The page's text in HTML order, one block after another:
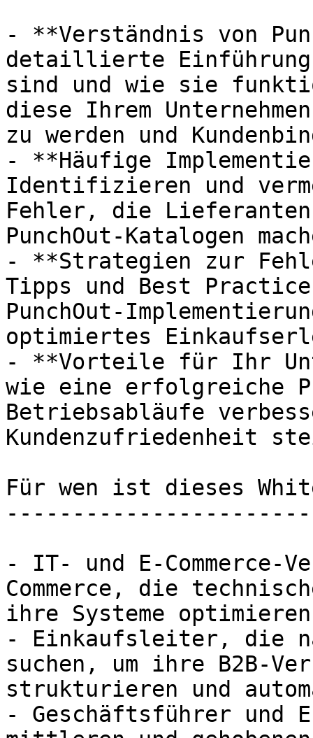
- **Verständnis von
detaillierte Einführung,
sind und wie sie
diese Ihrem
zu werden und
- **Häufige
Identifizieren und
Fehler, die
PunchOut-Katalogen
- **Strategien zur
Tipps und Best
PunchOut-
optimiertes
- **Vorteile für Ihr
wie eine erfolgreiche
Betriebsabläufe
Kundenzufriedenheit
Für wen ist dieses
- IT- und E-Commerce-
Commerce, die
ihre Systeme
- Einkaufsleiter, die
suchen, um ihre B2B-
strukturieren und
- Geschäftsführer und